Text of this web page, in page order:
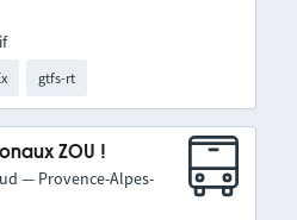
gtfs-rt
ZOU !
— Provence-Alpes-